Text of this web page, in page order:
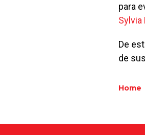
para
Sylvia
De
de
Home